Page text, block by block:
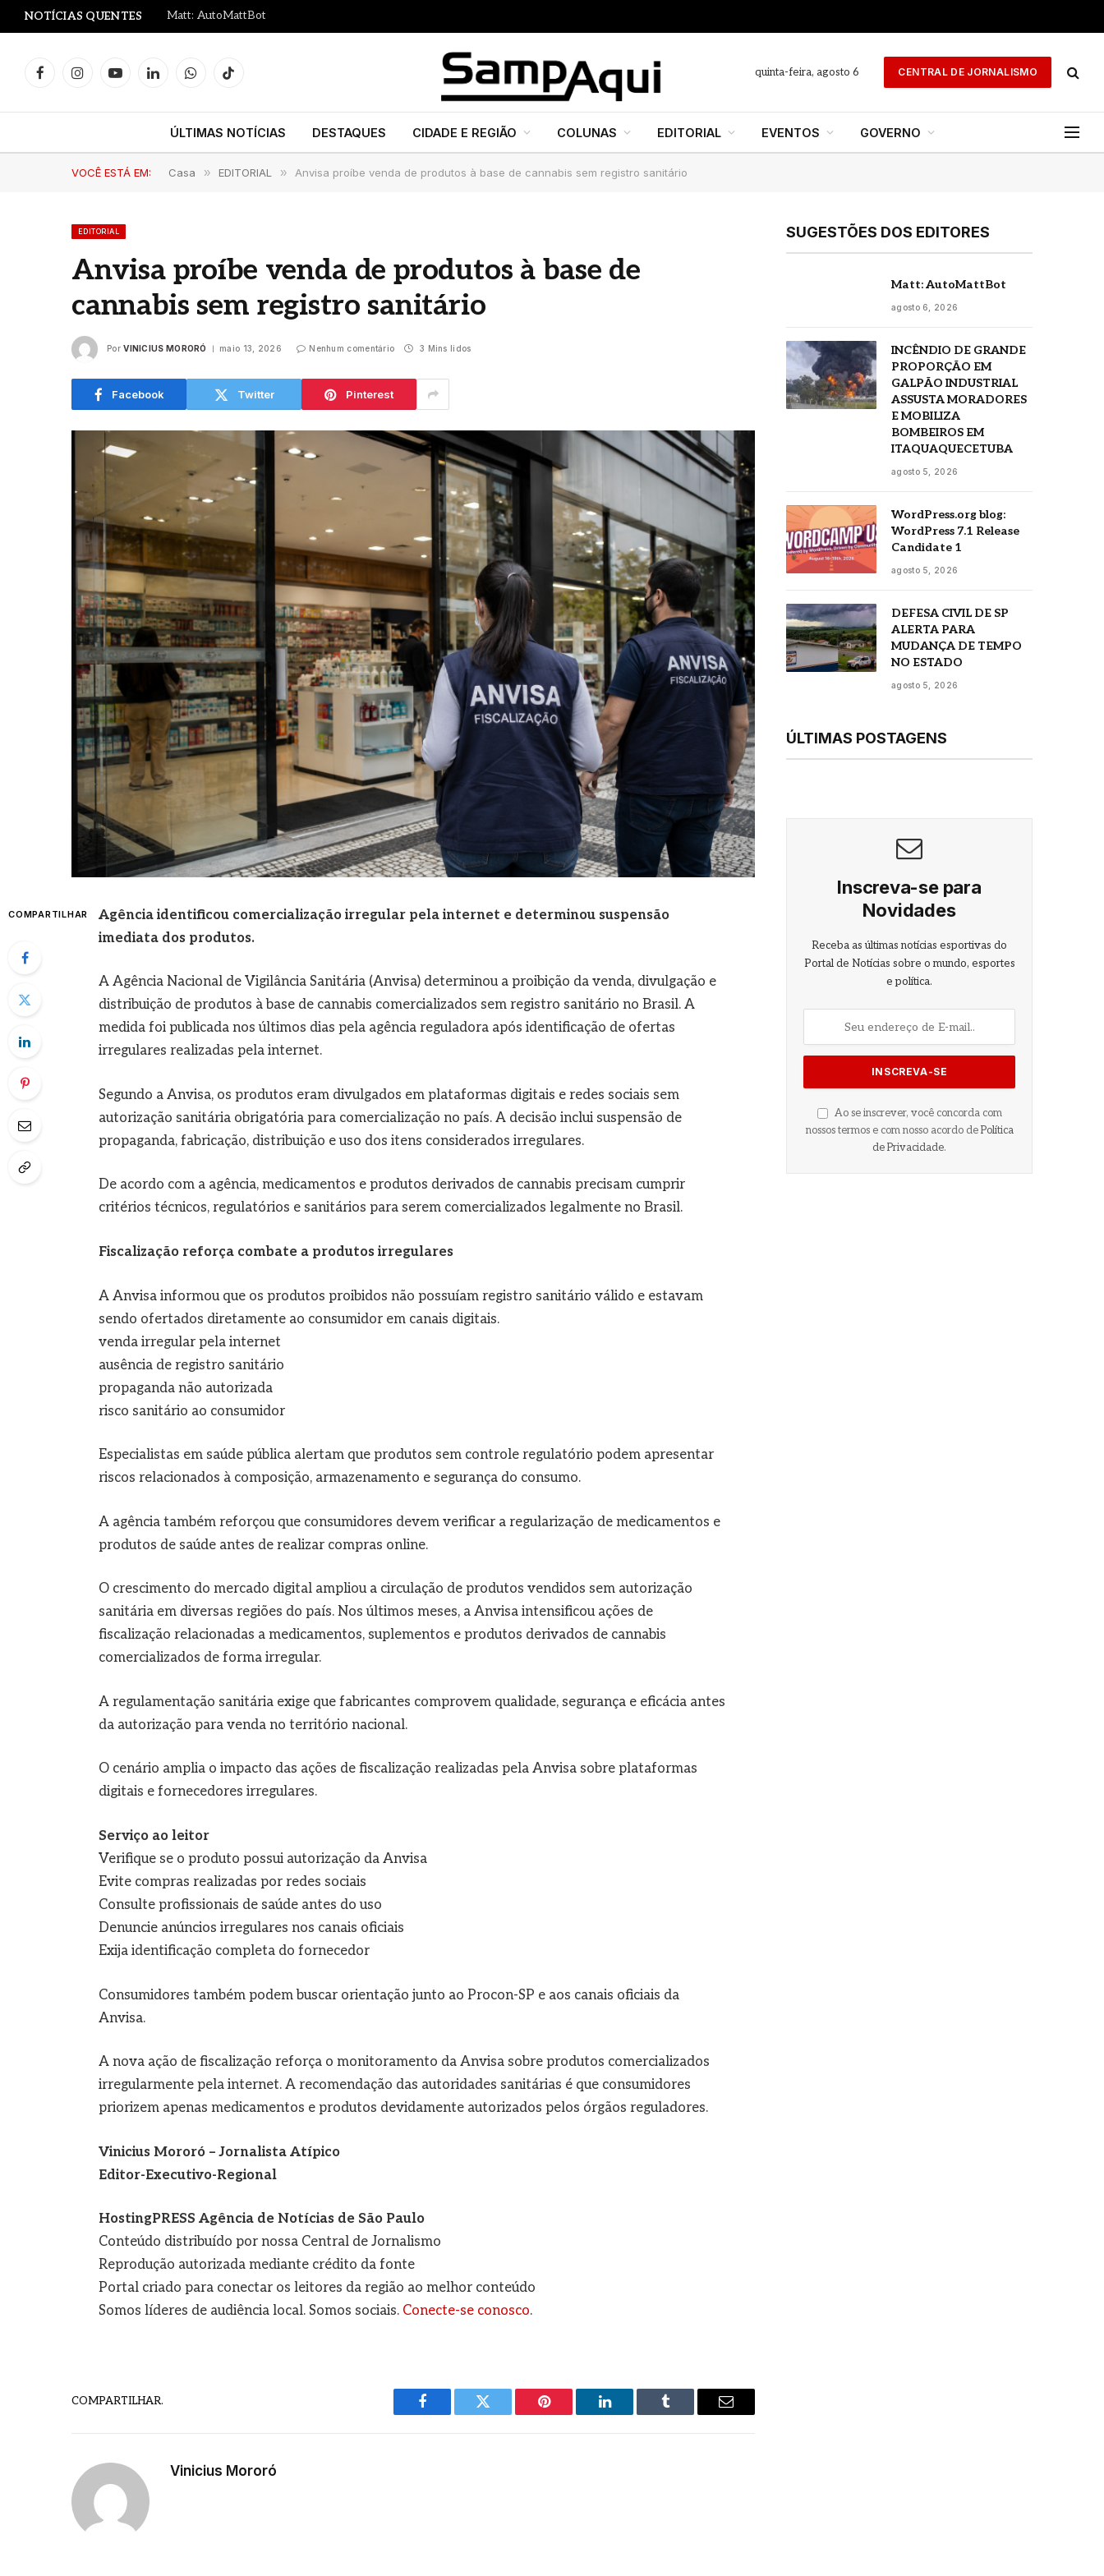
NOTÍCIAS QUENTES Matt: AutoMattBot
FacebookInstagramYouTubeLinkedInWhatsAppTikTok
quinta-feira, agosto 6 CENTRAL DE JORNALISMO
ÚLTIMAS NOTÍCIAS DESTAQUES CIDADE E REGIÃO COLUNAS EDITORIAL EVENTOS GOVERNO
VOCÊ ESTÁ EM: Casa » EDITORIAL » Anvisa proíbe venda de produtos à base de cannabis sem registro sanitário
EDITORIAL
Anvisa proíbe venda de produtos à base de
cannabis sem registro sanitário
Por VINICIUS MORORÓ maio 13, 2026 Nenhum comentário 3 Mins lidos
Facebook Twitter Pinterest
COMPARTILHAR
Agência identificou comercialização irregular pela internet e determinou suspensão
imediata dos produtos.
A Agência Nacional de Vigilância Sanitária (Anvisa) determinou a proibição da venda, divulgação e
distribuição de produtos à base de cannabis comercializados sem registro sanitário no Brasil. A
medida foi publicada nos últimos dias pela agência reguladora após identificação de ofertas
irregulares realizadas pela internet.
Segundo a Anvisa, os produtos eram divulgados em plataformas digitais e redes sociais sem
autorização sanitária obrigatória para comercialização no país. A decisão inclui suspensão de
propaganda, fabricação, distribuição e uso dos itens considerados irregulares.
De acordo com a agência, medicamentos e produtos derivados de cannabis precisam cumprir
critérios técnicos, regulatórios e sanitários para serem comercializados legalmente no Brasil.
Fiscalização reforça combate a produtos irregulares
A Anvisa informou que os produtos proibidos não possuíam registro sanitário válido e estavam
sendo ofertados diretamente ao consumidor em canais digitais.
venda irregular pela internet
ausência de registro sanitário
propaganda não autorizada
risco sanitário ao consumidor
Especialistas em saúde pública alertam que produtos sem controle regulatório podem apresentar
riscos relacionados à composição, armazenamento e segurança do consumo.
A agência também reforçou que consumidores devem verificar a regularização de medicamentos e
produtos de saúde antes de realizar compras online.
O crescimento do mercado digital ampliou a circulação de produtos vendidos sem autorização
sanitária em diversas regiões do país. Nos últimos meses, a Anvisa intensificou ações de
fiscalização relacionadas a medicamentos, suplementos e produtos derivados de cannabis
comercializados de forma irregular.
A regulamentação sanitária exige que fabricantes comprovem qualidade, segurança e eficácia antes
da autorização para venda no território nacional.
O cenário amplia o impacto das ações de fiscalização realizadas pela Anvisa sobre plataformas
digitais e fornecedores irregulares.
Serviço ao leitor
Verifique se o produto possui autorização da Anvisa
Evite compras realizadas por redes sociais
Consulte profissionais de saúde antes do uso
Denuncie anúncios irregulares nos canais oficiais
Exija identificação completa do fornecedor
Consumidores também podem buscar orientação junto ao Procon-SP e aos canais oficiais da
Anvisa.
A nova ação de fiscalização reforça o monitoramento da Anvisa sobre produtos comercializados
irregularmente pela internet. A recomendação das autoridades sanitárias é que consumidores
priorizem apenas medicamentos e produtos devidamente autorizados pelos órgãos reguladores.
Vinicius Mororó – Jornalista Atípico
Editor-Executivo-Regional
HostingPRESS Agência de Notícias de São Paulo
Conteúdo distribuído por nossa Central de Jornalismo
Reprodução autorizada mediante crédito da fonte
Portal criado para conectar os leitores da região ao melhor conteúdo
Somos líderes de audiência local. Somos sociais. Conecte-se conosco.
COMPARTILHAR.
Facebook Twitter Pinterest LinkedIn Tumblr
E-
Vinicius Mororó
SUGESTÕES DOS EDITORES
Matt: AutoMattBot
agosto 6, 2026
INCÊNDIO DE GRANDE
PROPORÇÃO EM
GALPÃO INDUSTRIAL
ASSUSTA MORADORES
E MOBILIZA
BOMBEIROS EM
ITAQUAQUECETUBA
agosto 5, 2026
WordPress.org blog:
WordPress 7.1 Release
Candidate 1
agosto 5, 2026
DEFESA CIVIL DE SP
ALERTA PARA
MUDANÇA DE TEMPO
NO ESTADO
agosto 5, 2026
ÚLTIMAS POSTAGENS
Inscreva-se para
Novidades
Receba as últimas notícias esportivas do
Portal de Notícias sobre o mundo, esportes
e política.
Ao se inscrever, você concorda com
nossos termos e com nosso acordo de Política
de Privacidade.